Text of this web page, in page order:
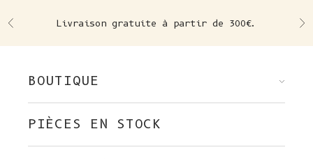
Précédent Livraison gratuite à partir de 300€.
BOUTIQUE
PIÈCES EN STOCK